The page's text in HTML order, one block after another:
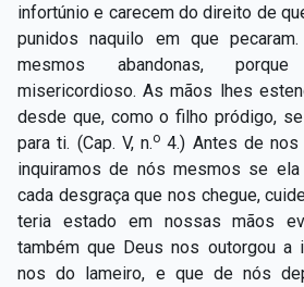
infortúnio e carecem do direito de
punidos naquilo em que
mesmos abandonas,
misericordioso. As mãos lhes
desde que, como o filho pródigo,
para ti. (Cap. V, n.o 4.) Antes de
inquiramos de nós mesmos se
cada desgraça que nos chegue,
teria estado em nossas mãos
também que Deus nos outorgou a
nos do lameiro, e que de nós